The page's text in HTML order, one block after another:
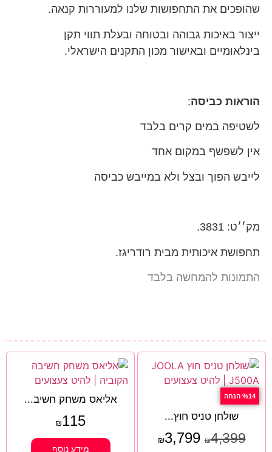
שהופכים את התחפושות שלנו למעוררות קנאה.
ייצור באיכות גבוהה ובטוחה ובעלת תווי תקן
בינלאומיים ובאישור מכון התקנים הישראלי.
הוראות כביסה:
לשטיפה במים קרים בלבד
אין לשפשף במקום אחד
לייבש הפוך ובצל ולא במייבש כביסה
מק׳׳ט: 3831.
תחפושת איכותית מבית רודריגז.
התמונות להמחשה בלבד
%14 הנחה
שולחן טניס חוץ...
₪4,399
₪3,799
אליאס משחק חשיב...
₪115
מידע נוסף